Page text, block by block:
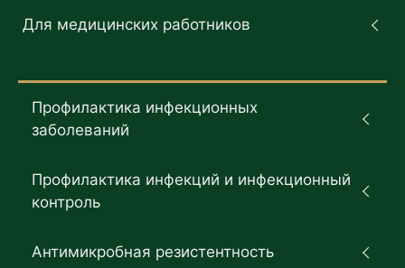
Для медицинских работников
Профилактика инфекционных
заболеваний
Профилактика инфекций и инфекционный
контроль
Антимикробная резистентность